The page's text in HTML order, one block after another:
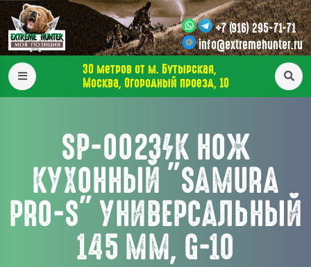
+7 (916) 295-71-71
info@extremehunter.ru
30 метров от м. Бутырская,
Москва, Огородный проезд, 10
SP-0023/K НОЖ
КУХОННЫЙ "SAMURA
PRO-S" УНИВЕРСАЛЬНЫЙ
145 ММ, G-10